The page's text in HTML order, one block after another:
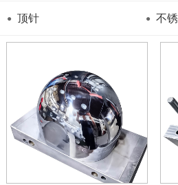
顶针 不